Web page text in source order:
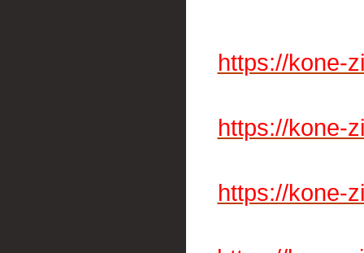
https://kone-
https://kone-
https://kone-